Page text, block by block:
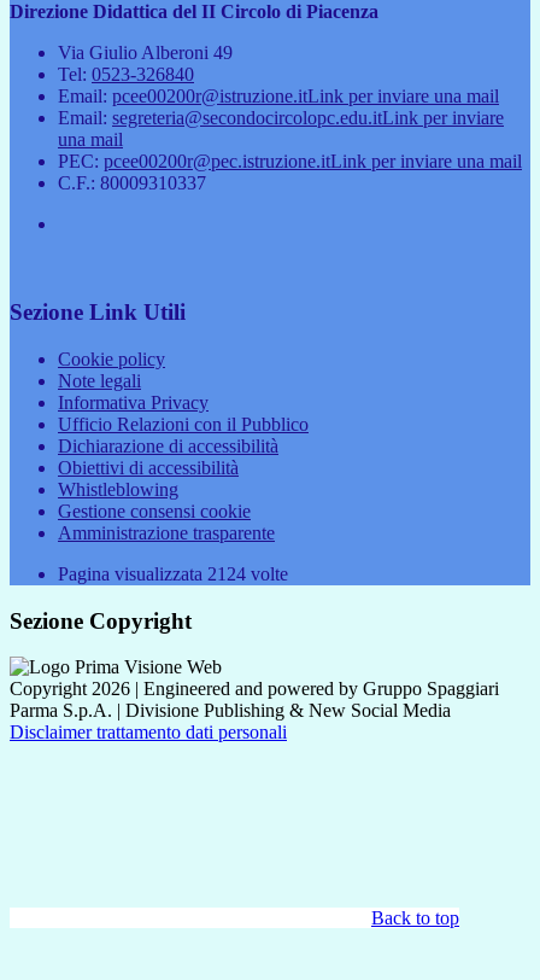
Direzione Didattica del II Circolo di Piacenza
Via Giulio Alberoni 49
Tel: 0523-326840
Email: pcee00200r@istruzione.itLink per inviare una mail
Email: segreteria@secondocircolopc.edu.itLink per inviare
una mail
PEC: pcee00200r@pec.istruzione.itLink per inviare una mail
C.F.: 80009310337
Sezione Link Utili
Cookie policy
Note legali
Informativa Privacy
Ufficio Relazioni con il Pubblico
Dichiarazione di accessibilità
Obiettivi di accessibilità
Whistleblowing
Gestione consensi cookie
Amministrazione trasparente
Pagina visualizzata 2124 volte
Sezione Copyright
Copyright 2026 | Engineered and powered by Gruppo Spaggiari
Parma S.p.A. | Divisione Publishing & New Social Media
Disclaimer trattamento dati personali
Back to top